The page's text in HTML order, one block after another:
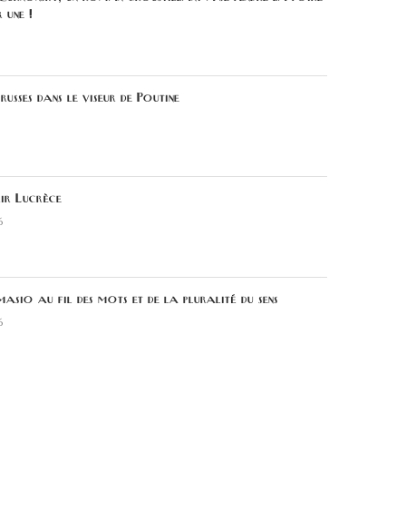
une !
dans le viseur de Poutine
Lucrèce
au fil des mots et de la pluralité du sens